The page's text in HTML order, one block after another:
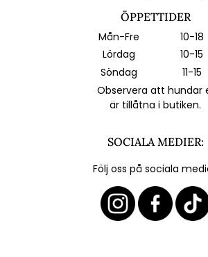
ÖPPETTIDER
Mån-Fre
10-18
Lördag
10-15
Söndag
11-15
Observera att hundar
är tillåtna i butiken.
SOCIALA MEDIER:
Följ oss på sociala